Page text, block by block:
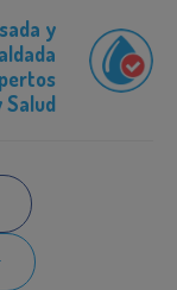
y
Salud